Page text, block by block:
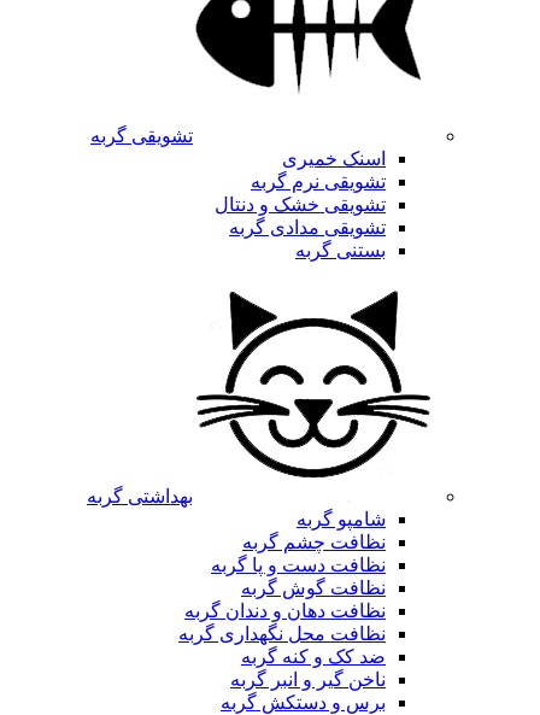
تشویقی گربه
اسنک خمیری
تشویقی نرم گربه
تشویقی خشک و دنتال
تشویقی مدادی گربه
بستنی گربه
بهداشتی گربه
شامپو گربه
نظافت چشم گربه
نظافت دست و پا گربه
نظافت گوش گربه
نظافت دهان و دندان گربه
نظافت محل نگهداری گربه
ضد کک و کنه گربه
ناخن گیر و انبر گربه
برس و دستکش گربه